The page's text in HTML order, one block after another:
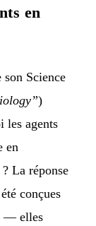
en
Science
)
les agents
en
La réponse
conçues
— elles